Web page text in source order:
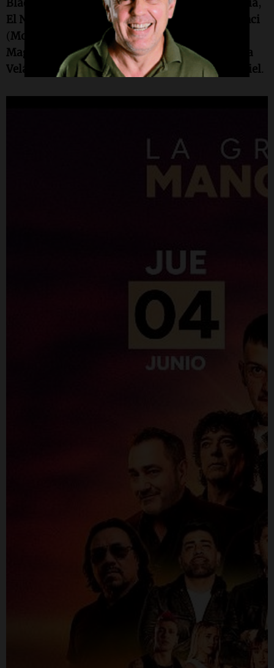
Bladys El Toro Quevedo Dani Guardia,
El Negro Videla
Lisandro Márquez
Juanito Ninci
(Monada Cachumba,Fer Olmedo
Magui Olave,Los Ferrari,Diego Olmos
Vanessa
Velázquez ,Omega,Malparidasy Lourdes Montiel.